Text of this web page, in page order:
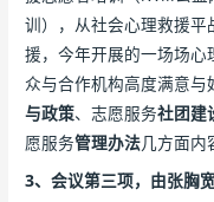
训），从社会心理救援
援，今年开展的一场场
众与合作机构高度满意
与政策、志愿服务社团建
愿服务管理办法几方面内
3、会议第三项，由张胸